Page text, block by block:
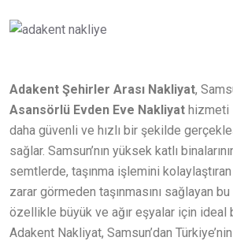
Adakent Şehirler Arası Nakliyat,
Asansörlü Evden Eve Nakliyat hizmeti
daha güvenli ve hızlı bir şekilde
sağlar. Samsun’nın yüksek katlı
semtlerde, taşınma işlemini kolaylaştıran
zarar görmeden taşınmasını sağlayan
özellikle büyük ve ağır eşyalar için ideal
Adakent Nakliyat, Samsun’dan